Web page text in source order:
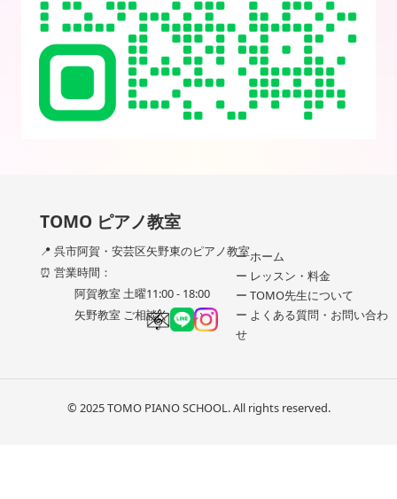
TOMO ピアノ教室
📍 呉市阿賀・安芸区矢野東のピアノ教室
⏰ 営業時間：
阿賀教室 土曜11:00 - 18:00
矢野教室 ご相談ください
ー ホーム
ー レッスン・料金
ー TOMO先生について
ー よくある質問・お問い合わ
せ
© 2025 TOMO PIANO SCHOOL. All rights reserved.